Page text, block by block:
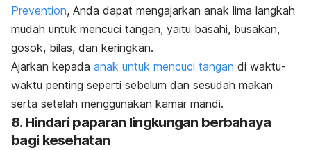
Prevention, Anda dapat mengajarkan anak lima langkah
mudah untuk mencuci tangan, yaitu basahi, busakan,
gosok, bilas, dan keringkan.
Ajarkan kepada anak untuk mencuci tangan di waktu-
waktu penting seperti sebelum dan sesudah makan
serta setelah menggunakan kamar mandi.
8. Hindari paparan lingkungan berbahaya
bagi kesehatan